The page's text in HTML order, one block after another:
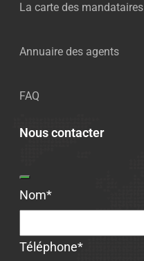
La carte des mandataires
Annuaire des agents
FAQ
Nous contacter
Nom*
Téléphone*